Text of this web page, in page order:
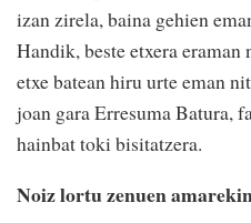
izan zirela, baina gehien
Handik, beste etxera
etxe batean hiru urte eman
joan gara Erresuma Batura,
hainbat toki bisitatzera.
Noiz lortu zenuen